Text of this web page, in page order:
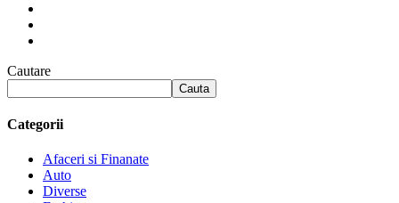
Cautare
Cauta
Categorii
Afaceri si Finanate
Auto
Diverse